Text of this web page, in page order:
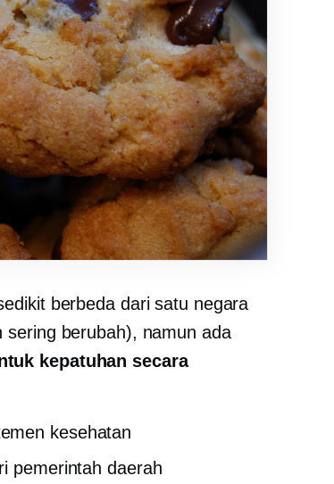
berbeda dari satu negara
sering berubah), namun ada
kepatuhan secara
kesehatan
pemerintah daerah